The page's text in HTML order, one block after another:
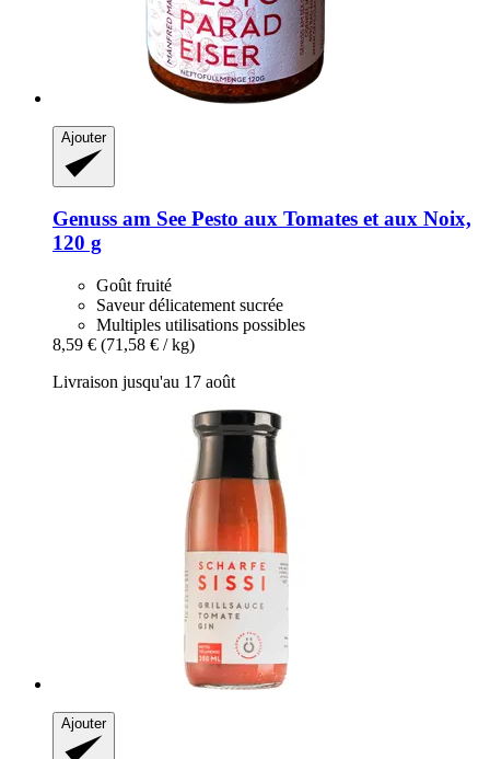
Ajouter
Genuss am See Pesto aux Tomates et aux Noix,
120 g
Goût fruité
Saveur délicatement sucrée
Multiples utilisations possibles
8,59 € (71,58 € / kg)
Livraison jusqu'au 17 août
Ajouter